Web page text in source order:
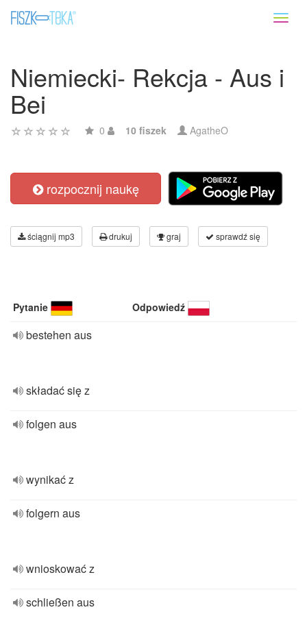
Niemiecki- Rekcja - Aus i
Bei
0 10 fiszek AgatheO
rozpocznij naukę
ściągnij mp3 drukuj graj sprawdź się
Pytanie Odpowiedź
bestehen aus
składać się z
folgen aus
wynikać z
folgern aus
wnioskować z
schließen aus